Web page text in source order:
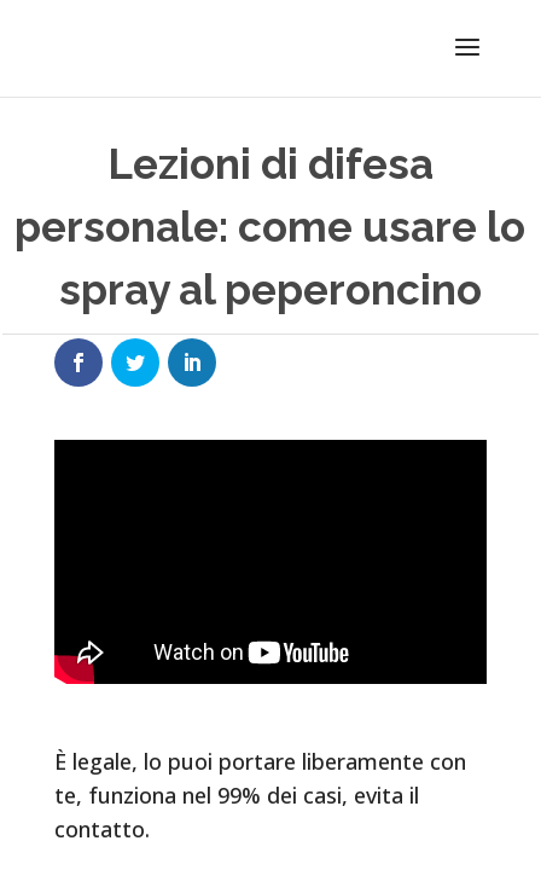
Lezioni di difesa
personale: come usare lo
spray al peperoncino
È legale, lo puoi portare liberamente con
te, funziona nel 99% dei casi, evita il
contatto.